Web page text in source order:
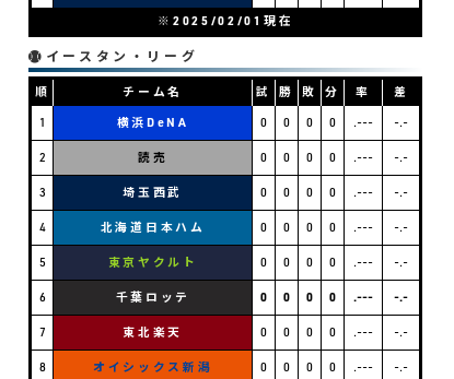
※2025/02/01現在
イースタン・リーグ
順 チーム名 試 勝 敗 分 率 差
1 横浜DeNA 0 0 0 0 .--- -.-
2 読売 0 0 0 0 .--- -.-
3 埼玉西武 0 0 0 0 .--- -.-
4 北海道日本ハム 0 0 0 0 .--- -.-
5 東京ヤクルト 0 0 0 0 .--- -.-
6 千葉ロッテ 0 0 0 0 .--- -.-
7 東北楽天 0 0 0 0 .--- -.-
8 オイシックス新潟 0 0 0 0 .--- -.-